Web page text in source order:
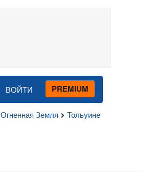
ВОЙТИ PREMIUM
Огненная Земля Тольуине